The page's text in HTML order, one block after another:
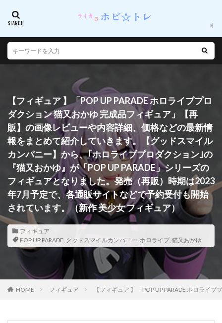
【フィギュア 】「POP UP PARADE ホロライブプロ
ダクション 猫又おかゆ 完成品フィギュア」【再
販】の画像レビューや内容詳細、価格などの最新情
報をまとめて紹介していきます。【グッドスマイル
カンパニー】から、｢ホロライブプロダクション｣の
『猫又おかゆ』が「POP UP PARADE」シリーズの
フィギュアとなりました。発売（再販）時期は2023
年7月予定で、各通販サイトなどで予約受付も開始
されています。（新作 美少女 フィギュア）
フィギュア
POP UP PARADE, グッドスマイルカンパニー, ホロライブ, 猫又おかゆ
HOME フィギュア 【フィギュア 】「POP UP PARADE ホロラ